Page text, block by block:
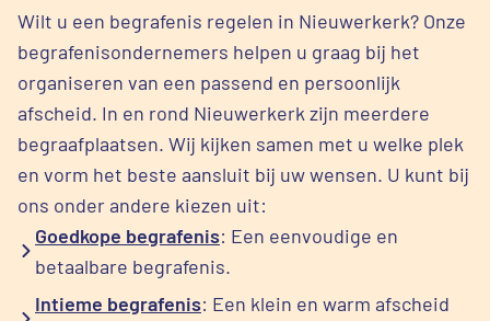
Wilt u een begrafenis regelen in Nieuwerkerk? Onze
begrafenisondernemers helpen u graag bij het
organiseren van een passend en persoonlijk
afscheid. In en rond Nieuwerkerk zijn meerdere
begraafplaatsen. Wij kijken samen met u welke plek
en vorm het beste aansluit bij uw wensen. U kunt bij
ons onder andere kiezen uit:
Goedkope begrafenis: Een eenvoudige en
betaalbare begrafenis.
Intieme begrafenis: Een klein en warm afscheid